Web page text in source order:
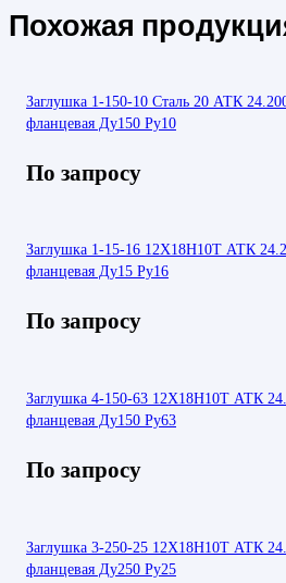
Похожая
Заглушка 1-150-10 Сталь 20 АТК
фланцевая Ду150 Ру10
По запросу
Заглушка 1-15-16 12Х18Н10Т АТК
фланцевая Ду15 Ру16
По запросу
Заглушка 4-150-63 12Х18Н10Т АТК
фланцевая Ду150 Ру63
По запросу
Заглушка 3-250-25 12Х18Н10Т АТК
фланцевая Ду250 Ру25